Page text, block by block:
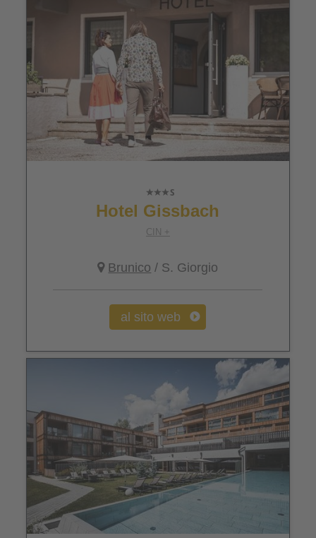
Hotel Gissbach
CIN +
Brunico / S. Giorgio
al sito web